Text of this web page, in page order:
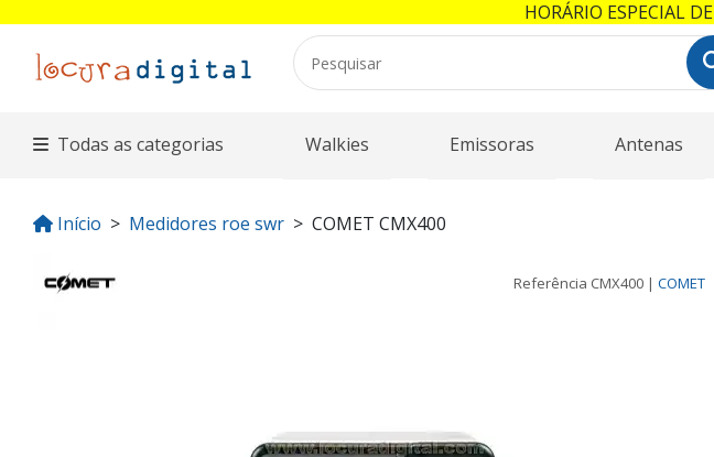
Todas as categorias Walkies Emissoras Antenas
Início Medidores roe swr COMET CMX400
Referência CMX400 | COMET
HORÁRIO ESPECIAL DE